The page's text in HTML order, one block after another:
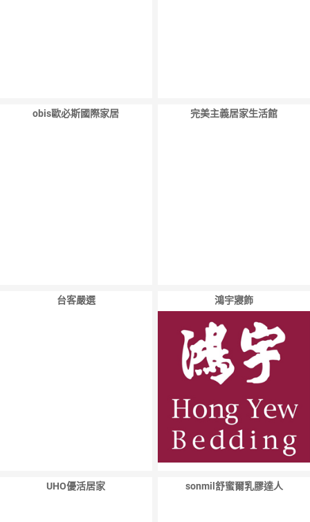
obis歐必斯國際家居 完美主義居家生活館
台客嚴選 鴻宇寢飾
UHO優活居家 sonmil舒蜜爾乳膠達人